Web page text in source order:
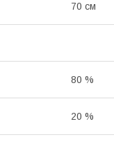
70 см
80 %
20 %